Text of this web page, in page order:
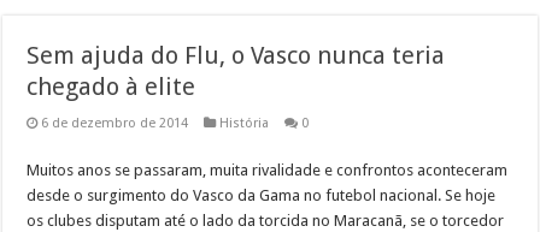
Sem ajuda do Flu, o Vasco nunca teria
chegado à elite
6 de dezembro de 2014 História 0
Muitos anos se passaram, muita rivalidade e confrontos aconteceram
desde o surgimento do Vasco da Gama no futebol nacional. Se hoje
os clubes disputam até o lado da torcida no Maracanã, se o torcedor